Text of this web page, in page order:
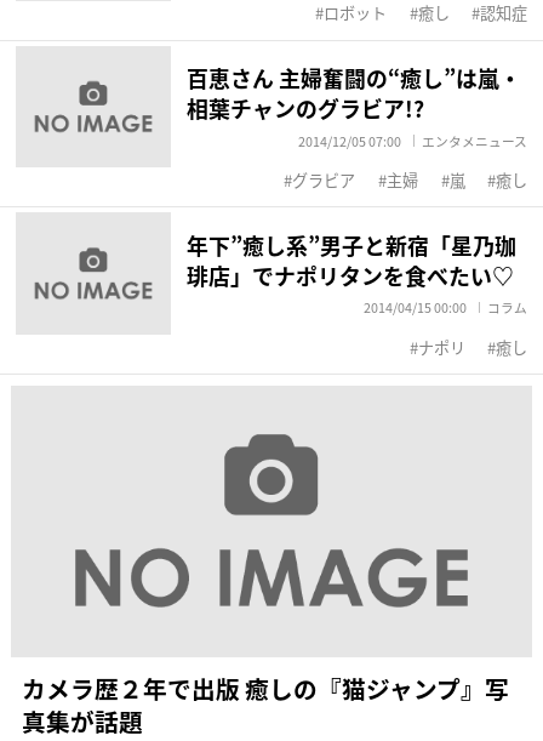
ロボット 癒し 認知症
百恵さん 主婦奮闘の“癒し”は嵐・
相葉チャンのグラビア!?
2014/12/05 07:00 エンタメニュース
グラビア 主婦 嵐 癒し
年下”癒し系”男子と新宿「星乃珈
琲店」でナポリタンを食べたい♡
2014/04/15 00:00 コラム
ナポリ 癒し
カメラ歴２年で出版 癒しの『猫ジャンプ』写
真集が話題